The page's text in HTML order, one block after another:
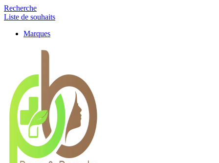
Recherche
Liste de souhaits
Marques